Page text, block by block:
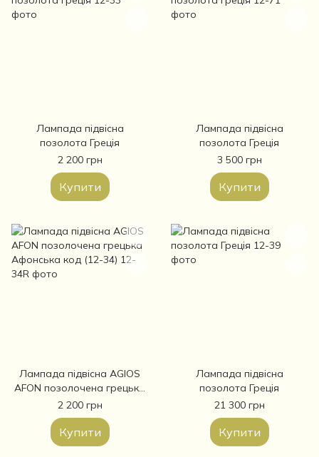
Лампада підвісна
позолота Греція
2 200 грн
Купити
Лампада підвісна
позолота Греція
3 500 грн
Купити
Лампада підвісна AGIOS
AFON позолочена грецька
Афонська код (12-34)
2 200 грн
Купити
Лампада підвісна
позолота Греція
21 300 грн
Купити